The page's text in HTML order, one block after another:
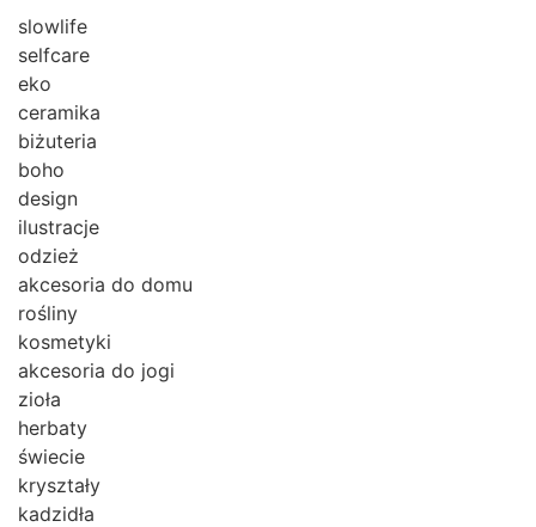
slowlife
selfcare
eko
ceramika
biżuteria
boho
design
ilustracje
odzież
akcesoria do domu
rośliny
kosmetyki
akcesoria do jogi
zioła
herbaty
świecie
kryształy
kadzidła